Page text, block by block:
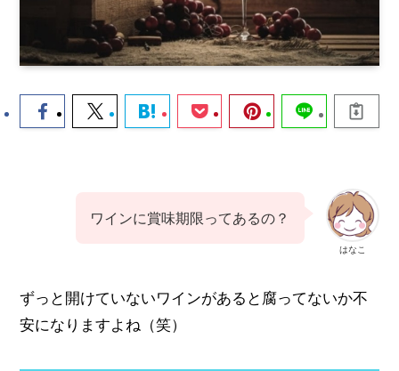
はなこ
ワインに賞味期限ってあるの？
ずっと開けていないワインがあると腐ってないか不
安になりますよね（笑）